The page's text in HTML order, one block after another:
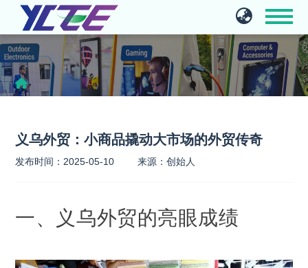
义乌外贸：小商品撬动大市场的外贸传奇
发布时间：2025-05-10 来源：创始人
一、义乌外贸的亮眼成绩